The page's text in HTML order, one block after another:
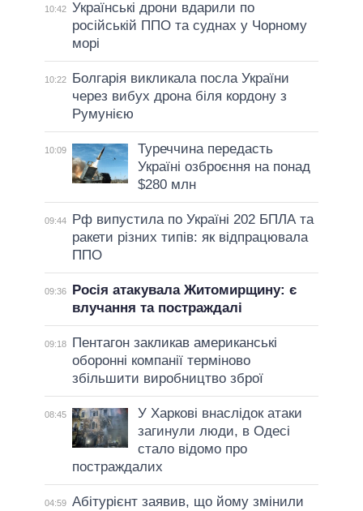
10:42 Українські дрони вдарили по
російській ППО та суднах у Чорному
морі
10:22
Болгарія викликала посла України
через вибух дрона біля кордону з
Румунією
10:09
Туреччина передасть
Україні озброєння на понад
$280 млн
09:44
Рф випустила по Україні 202 БПЛА та
ракети різних типів: як відпрацювала
ППО
09:36
Росія атакувала Житомирщину: є
влучання та постраждалі
09:18
Пентагон закликав американські
оборонні компанії терміново
збільшити виробництво зброї
08:45
У Харкові внаслідок атаки
загинули люди, в Одесі
стало відомо про
постраждалих
04:59 Абітурієнт заявив, що йому змінили